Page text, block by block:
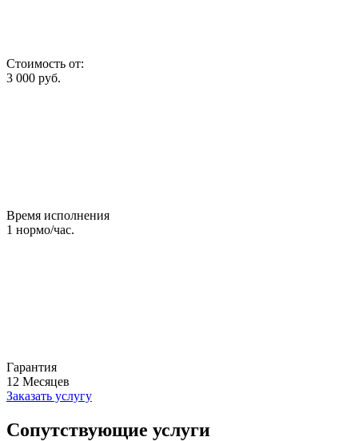
Стоимость от:
3 000 руб.
Время исполнения
1 нормо/час.
Гарантия
12 Месяцев
Заказать услугу
Сопутствующие услуги